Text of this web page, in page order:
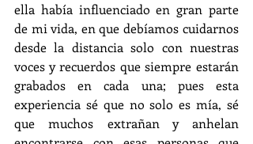
ella había influenciado en gran parte
de mi vida, en que debíamos cuidarnos
desde la distancia solo con nuestras
voces y recuerdos que siempre estarán
grabados en cada una; pues esta
experiencia sé que no solo es mía, sé
que muchos extrañan y anhelan